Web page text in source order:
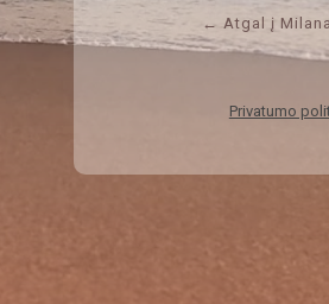
← Atgal į
Privatumo